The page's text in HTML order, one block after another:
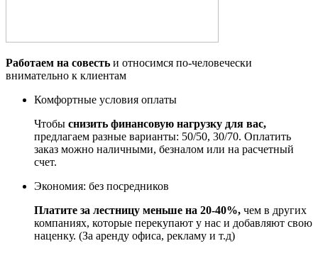
Работаем на совесть и относимся по-человечески
внимательно к клиентам
Комфортные условия оплаты
Чтобы снизить финансовую нагрузку для вас,
предлагаем разные варианты: 50/50, 30/70. Оплатить
заказ можно наличными, безналом или на расчетный
счет.
Экономия: без посредников
Платите за лестницу меньше на 20-40%, чем в других
компаниях, которые перекупают у нас и добавляют свою
наценку. (За аренду офиса, рекламу и т.д)